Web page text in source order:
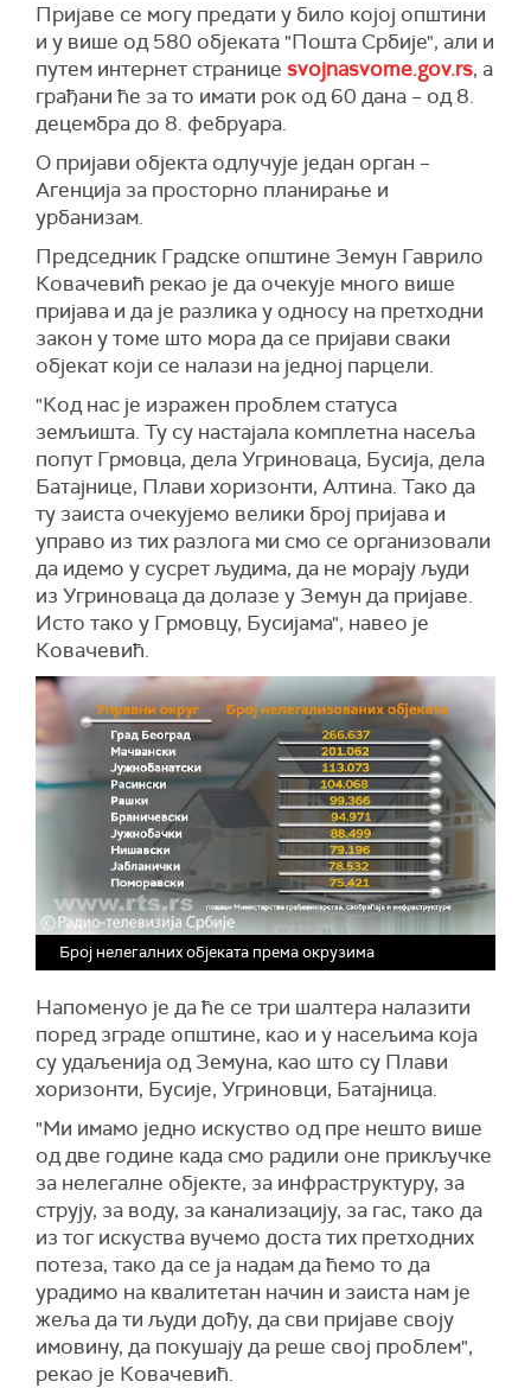
Пријаве се могу предати у било којој општини
и у више од 580 објеката "Пошта Србије", али и
путем интернет странице svojnasvome.gov.rs, а
грађани ће за то имати рок од 60 дана – од 8.
децембра до 8. фебруара.
О пријави објекта одлучује један орган –
Агенција за просторно планирање и
урбанизам.
Председник Градске општине Земун Гаврило
Ковачевић рекао је да очекује много више
пријава и да је разлика у односу на претходни
закон у томе што мора да се пријави сваки
објекат који се налази на једној парцели.
"Код нас је изражен проблем статуса
земљишта. Ту су настајала комплетна насеља
попут Грмовца, дела Угриноваца, Бусија, дела
Батајнице, Плави хоризонти, Алтина. Тако да
ту заиста очекујемо велики број пријава и
управо из тих разлога ми смо се организовали
да идемо у сусрет људима, да не морају људи
из Угриноваца да долазе у Земун да пријаве.
Исто тако у Грмовцу, Бусијама", навео је
Ковачевић.
Број нелегалних објеката према окрузима
Напоменуо је да ће се три шалтера налазити
поред зграде општине, као и у насељима која
су удаљенија од Земуна, као што су Плави
хоризонти, Бусије, Угриновци, Батајница.
"Ми имамо једно искуство од пре нешто више
од две године када смо радили оне прикључке
за нелегалне објекте, за инфраструктуру, за
струју, за воду, за канализацију, за гас, тако да
из тог искуства вучемо доста тих претходних
потеза, тако да се ја надам да ћемо то да
урадимо на квалитетан начин и заиста нам је
жеља да ти људи дођу, да сви пријаве своју
имовину, да покушају да реше свој проблем",
рекао је Ковачевић.